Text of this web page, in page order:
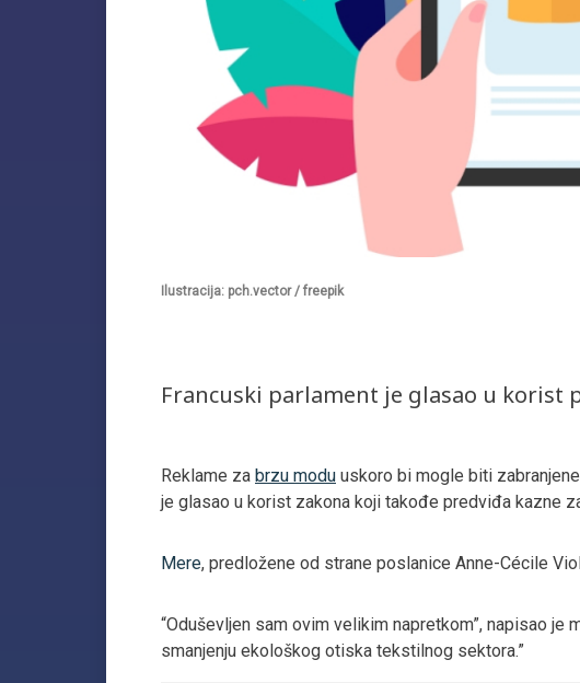
Ilustracija: pch.vector / freepik
Francuski parlament je glasao u
Reklame za brzu modu uskoro bi mogle biti
je glasao u korist zakona koji takođe predviđa kazne
Mere, predložene od strane poslanice Anne-Cécile
“Oduševljen sam ovim velikim napretkom”, napisao
smanjenju ekološkog otiska tekstilnog sektora.”